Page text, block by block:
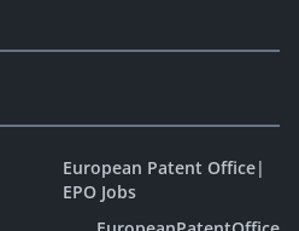
European Patent Office|
EPO Jobs